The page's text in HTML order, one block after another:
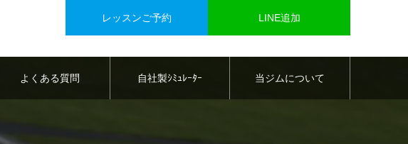
レッスンご予約 LINE追加
よくある質問 自社製ｼﾐｭﾚｰﾀｰ 当ジムについて